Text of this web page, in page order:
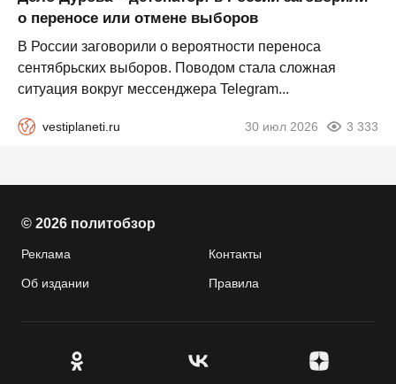
о переносе или отмене выборов
В России заговорили о вероятности переноса
сентябрьских выборов. Поводом стала сложная
ситуация вокруг мессенджера Telegram...
vestiplaneti.ru 30 июл 2026 3 333
© 2026 политобзор
Реклама Контакты
Об издании Правила